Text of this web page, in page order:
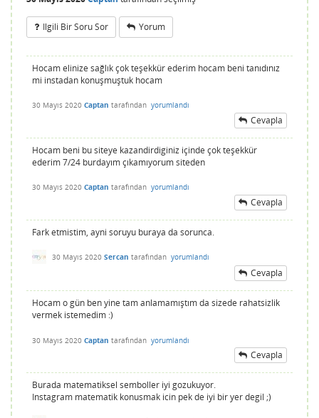
Ilgili Bir Soru Sor Yorum
Hocam elinize sağlık çok teşekkür ederim hocam beni tanıdınız
mi instadan konuşmuştuk hocam
30 Mayıs 2020 Captan tarafından yorumlandı
Cevapla
Hocam beni bu siteye kazandirdiginiz içinde çok teşekkür
ederim 7/24 burdayım çıkamıyorum siteden
30 Mayıs 2020 Captan tarafından yorumlandı
Cevapla
Fark etmistim, ayni soruyu buraya da sorunca.
30 Mayıs 2020 Sercan tarafından yorumlandı
Cevapla
Hocam o gün ben yine tam anlamamıştım da sizede rahatsizlik
vermek istemedim :)
30 Mayıs 2020 Captan tarafından yorumlandı
Cevapla
Burada matematiksel semboller iyi gozukuyor.
Instagram matematik konusmak icin pek de iyi bir yer degil ;)